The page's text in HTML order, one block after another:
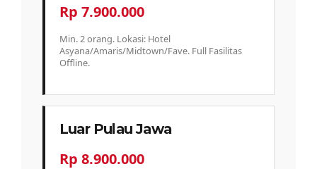
Rp 7.900.000
Min. 2 orang. Lokasi: Hotel
Asyana/Amaris/Midtown/Fave. Full Fasilitas
Offline.
Luar Pulau Jawa
Rp 8.900.000